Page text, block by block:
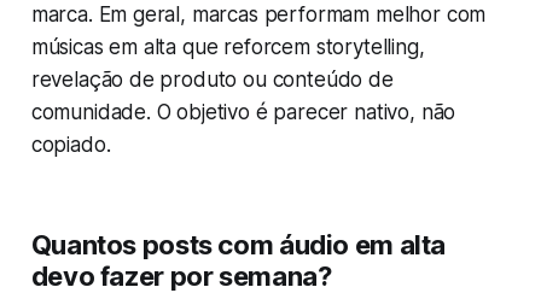
marca. Em geral, marcas performam melhor com
músicas em alta que reforcem storytelling,
revelação de produto ou conteúdo de
comunidade. O objetivo é parecer nativo, não
copiado.
Quantos posts com áudio em alta
devo fazer por semana?